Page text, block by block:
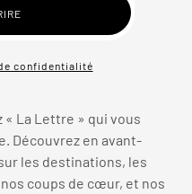
confidentialité
« La Lettre » qui vous
Découvrez en avant-
les destinations, les
coups de cœur, et nos